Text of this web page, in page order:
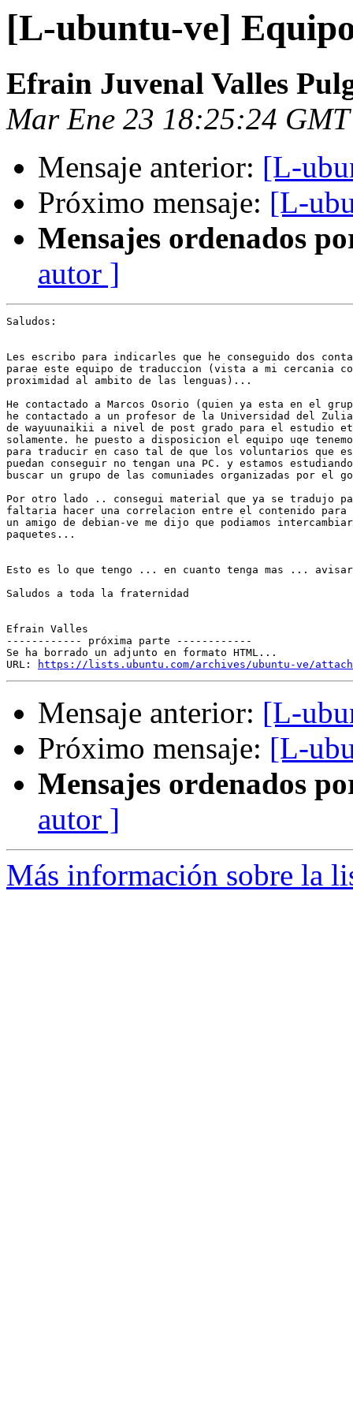
[L-ubuntu-ve]
Efrain Juvenal Valles
Mar Ene 23 18:25:24
Mensaje anterior: [L-
Próximo mensaje: [L-
Mensajes ordenados
autor ]
Saludos:
Les escribo para indicarles que he conseguido dos
parae este equipo de traduccion (vista a mi cercania
proximidad al ambito de las lenguas)...
He contactado a Marcos Osorio (quien ya esta en el
he contactado a un profesor de la Universidad del
de wayuunaikii a nivel de post grado para el estudio
solamente. he puesto a disposicion el equipo uqe
para traducir en caso tal de que los voluntarios que
puedan conseguir no tengan una PC. y estamos
buscar un grupo de las comuniades organizadas por el
Por otro lado .. consegui material que ya se tradujo
faltaria hacer una correlacion entre el contenido
un amigo de debian-ve me dijo que podiamos
paquetes...
Esto es lo que tengo ... en cuanto tenga mas ...
Saludos a toda la fraternidad
Efrain Valles
------------ próxima parte ------------
Se ha borrado un adjunto en formato HTML...
URL:
https://lists.ubuntu.com/archives/ubuntu-ve/
Mensaje anterior: [L-
Próximo mensaje: [L-
Mensajes ordenados
autor ]
Más información sobre la